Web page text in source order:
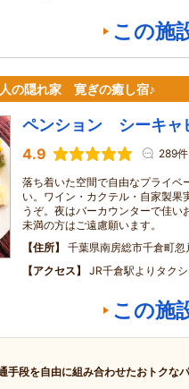
この施
の隠れ家 寛ぎの癒し宿♪
ペンション シーキャ
4.9 289件
落ち着いた空間で自由なプライベ
い。ワイン・カクテル・自家製果
うぞ。夜はバーカウンターで佳
未満の方はご遠慮願います。
住所
千葉県南房総市千倉町
アクセス
JR千倉駅よりタク
この施
手段を自由に組み合わせたおトクな